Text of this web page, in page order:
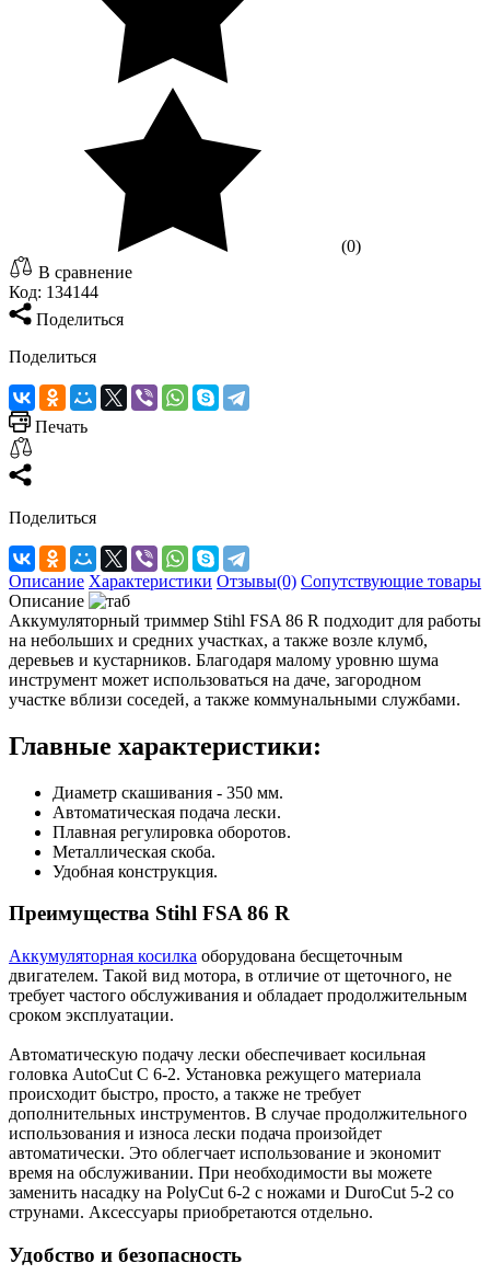
(0)
В сравнение
Код: 134144
Поделиться
Поделиться
Печать
Поделиться
Описание Характеристики Отзывы(0) Сопутствующие товары
Описание
Аккумуляторный триммер Stihl FSA 86 R подходит для работы
на небольших и средних участках, а также возле клумб,
деревьев и кустарников. Благодаря малому уровню шума
инструмент может использоваться на даче, загородном
участке вблизи соседей, а также коммунальными службами.
Главные характеристики:
Диаметр скашивания - 350 мм.
Автоматическая подача лески.
Плавная регулировка оборотов.
Металлическая скоба.
Удобная конструкция.
Преимущества Stihl FSA 86 R
Аккумуляторная косилка оборудована бесщеточным
двигателем. Такой вид мотора, в отличие от щеточного, не
требует частого обслуживания и обладает продолжительным
сроком эксплуатации.
Автоматическую подачу лески обеспечивает косильная
головка AutoCut C 6-2. Установка режущего материала
происходит быстро, просто, а также не требует
дополнительных инструментов. В случае продолжительного
использования и износа лески подача произойдет
автоматически. Это облегчает использование и экономит
время на обслуживании. При необходимости вы можете
заменить насадку на PolyCut 6-2 с ножами и DuroCut 5-2 со
струнами. Аксессуары приобретаются отдельно.
Удобство и безопасность